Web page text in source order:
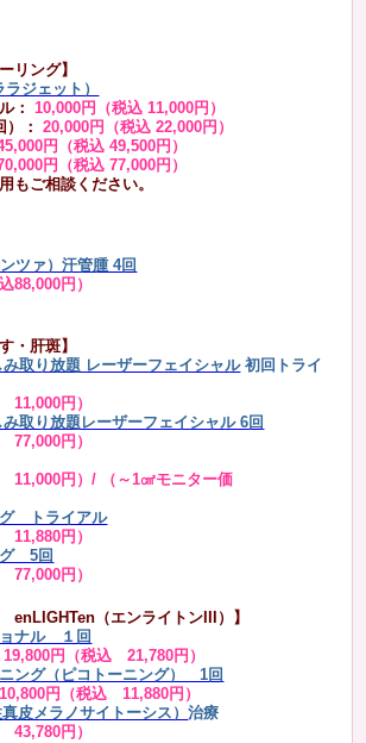
リング】
ジェット）
ル：10,000円（税込 11,000円）
）：
20,000円（税込 22,000円）
円（税込 49,500円）
円（税込 77,000円）
もご相談ください。
ツァ）汗管腫 4回
88,000円）
・肝斑】
み取り放題 レーザーフェイシャル 初回トライ
11,000円）
取り放題レーザーフェイシャル 6回
77,000円）
11,000円）/ （～1㎠モニター価
グ トライアル
11,880円）
グ 5回
77,000円）
enLIGHTen（エンライトンIII）】
ョナル １回
円（税込 21,780円）
ング（ピコトーニング） 1回
円（税込 11,880円）
皮メラノサイトーシス）治療
43,780円）